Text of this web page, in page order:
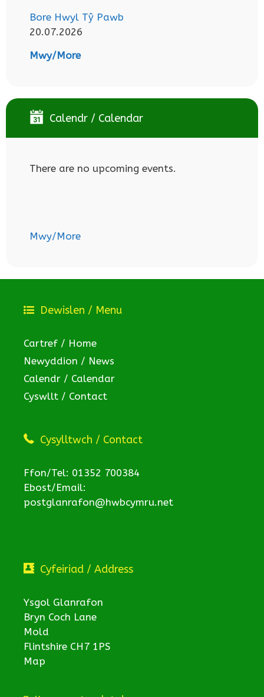
Bore Hwyl Tŷ Pawb
20.07.2026
Mwy/More
Calendr / Calendar
There are no upcoming events.
Mwy/More
Dewislen / Menu
Cartref / Home
Newyddion / News
Calendr / Calendar
Cyswllt / Contact
Cysylltwch / Contact
Ffon/Tel: 01352 700384
Ebost/Email:
postglanrafon@hwbcymru.net
Cyfeiriad / Address
Ysgol Glanrafon
Bryn Coch Lane
Mold
Flintshire CH7 1PS
Map